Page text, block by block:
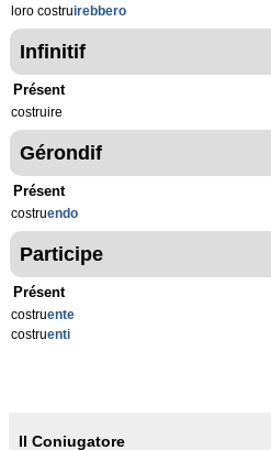
loro costruirebbero
Infinitif
Présent
costruire
Gérondif
Présent
costruendo
Participe
Présent
costruente
costruenti
Il Coniugatore